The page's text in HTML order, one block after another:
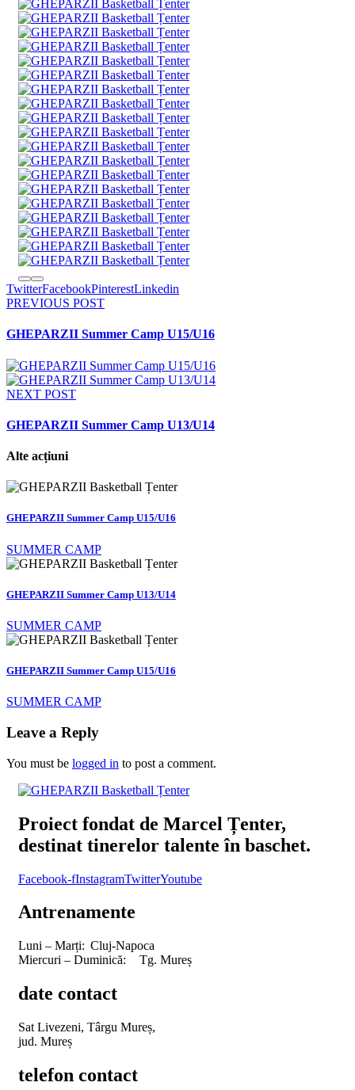
TwitterFacebookPinterestLinkedin
PREVIOUS POST
GHEPARZII Summer Camp U15/U16
NEXT POST
GHEPARZII Summer Camp U13/U14
Alte acțiuni
GHEPARZII Summer Camp U15/U16
SUMMER CAMP
GHEPARZII Summer Camp U13/U14
SUMMER CAMP
GHEPARZII Summer Camp U15/U16
SUMMER CAMP
Leave a Reply
You must be logged in to post a comment.
Proiect fondat de Marcel Țenter,
destinat tinerelor talente în baschet.
Facebook-fInstagramTwitterYoutube
Antrenamente
Luni – Marți: Cluj-Napoca
Miercuri – Duminică:
Tg. Mureș
date contact
Sat Livezeni, Târgu Mureș,
jud. Mureș
telefon contact